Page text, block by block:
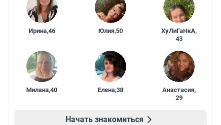
Ирина,46 Юлия,50 ХуЛиГаНкА,
43
Милана,40 Елена,38 Анастасия,
29
Начать знакомиться